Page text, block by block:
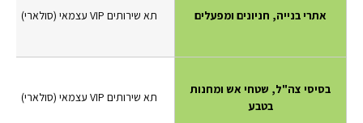
אתרי בנייה, חניונים ומפעלים תא שירותים VIP עצמאי (סולארי)
בסיסי צה"ל, שטחי אש ומחנות
בטבע
תא שירותים VIP עצמאי (סולארי)